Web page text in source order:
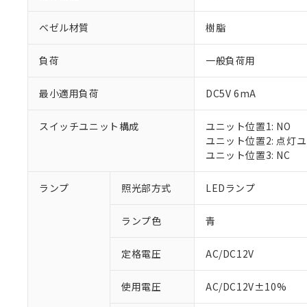
ベゼル材質 樹脂
負荷 一般負荷用
最小適用負荷 DC5V 6mA
スイッチユニット構成
ユニット位置1: NO
ユニット位置2: 点灯
ユニット位置3: NC
ランプ 照光部方式 LEDランプ
ランプ色 青
定格電圧 AC/DC12V
使用電圧 AC/DC12V±10%
※1 対応状況